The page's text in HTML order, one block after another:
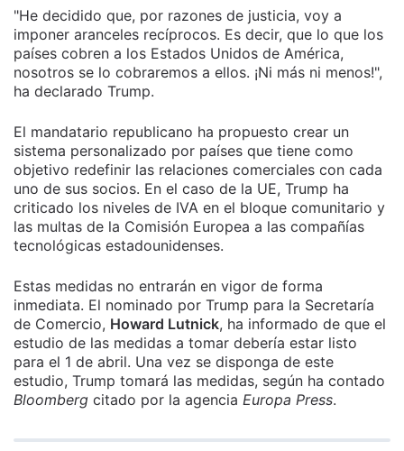
"He decidido que, por razones de justicia, voy a
imponer aranceles recíprocos. Es decir, que lo que los
países cobren a los Estados Unidos de América,
nosotros se lo cobraremos a ellos. ¡Ni más ni menos!",
ha declarado Trump.
El mandatario republicano ha propuesto crear un
sistema personalizado por países que tiene como
objetivo redefinir las relaciones comerciales con cada
uno de sus socios. En el caso de la UE, Trump ha
criticado los niveles de IVA en el bloque comunitario y
las multas de la Comisión Europea a las compañías
tecnológicas estadounidenses.
Estas medidas no entrarán en vigor de forma
inmediata. El nominado por Trump para la Secretaría
de Comercio, Howard Lutnick, ha informado de que el
estudio de las medidas a tomar debería estar listo
para el 1 de abril. Una vez se disponga de este
estudio, Trump tomará las medidas, según ha contado
Bloomberg citado por la agencia Europa Press.